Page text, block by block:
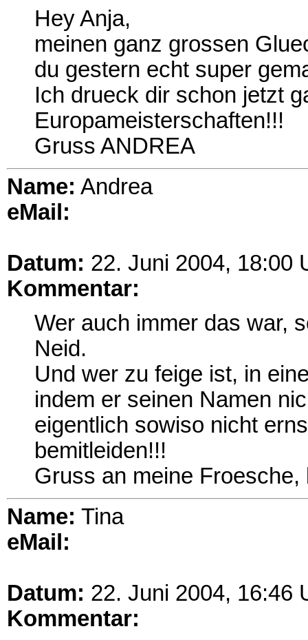
Hey Anja,
meinen ganz grossen
du gestern echt super
Ich drueck dir schon jetzt
Europameisterschaften!!!
Gruss ANDREA
Name: Andrea
eMail:
Datum: 22. Juni 2004, 18:00
Kommentar:
Wer auch immer das war,
Neid.
Und wer zu feige ist, in
indem er seinen Namen
eigentlich sowiso nicht
bemitleiden!!!
Gruss an meine
Name: Tina
eMail:
Datum: 22. Juni 2004, 16:46
Kommentar: